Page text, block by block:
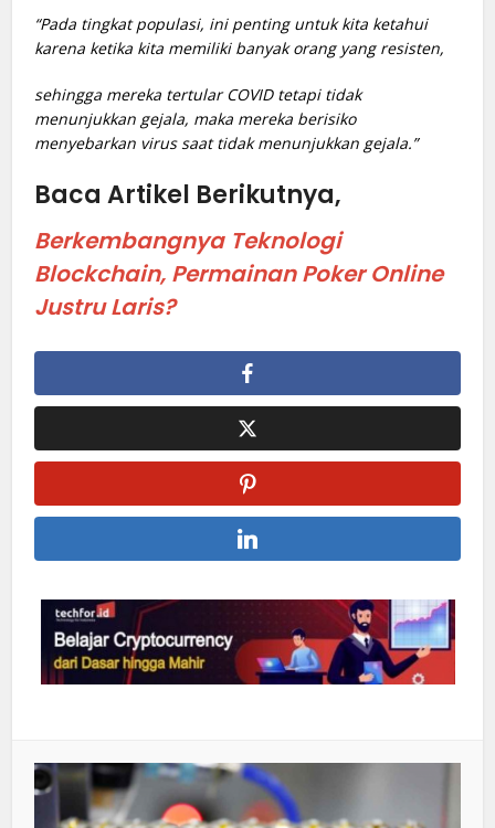
“Pada tingkat populasi, ini penting untuk kita ketahui
karena ketika kita memiliki banyak orang yang resisten,
sehingga mereka tertular COVID tetapi tidak
menunjukkan gejala, maka mereka berisiko
menyebarkan virus saat tidak menunjukkan gejala.”
Baca Artikel Berikutnya,
Berkembangnya Teknologi
Blockchain, Permainan Poker Online
Justru Laris?